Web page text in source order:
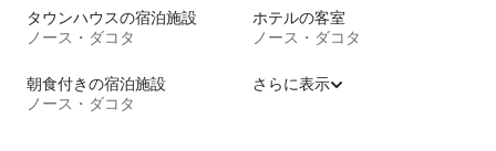
タウンハウスの宿泊施設
ノース・ダコタ
ホテルの客室
ノース・ダコタ
朝食付きの宿泊施設
ノース・ダコタ
さらに表示